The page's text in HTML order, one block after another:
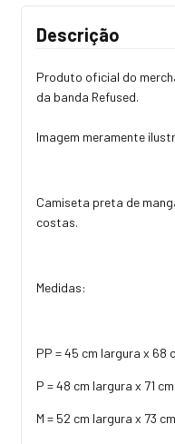
Descrição
Produto oficial do
da banda Refused.
Imagem meramente
Camiseta preta de
costas.
Medidas:
PP = 45 cm largura x 68
P = 48 cm largura x 71
M = 52 cm largura x 73